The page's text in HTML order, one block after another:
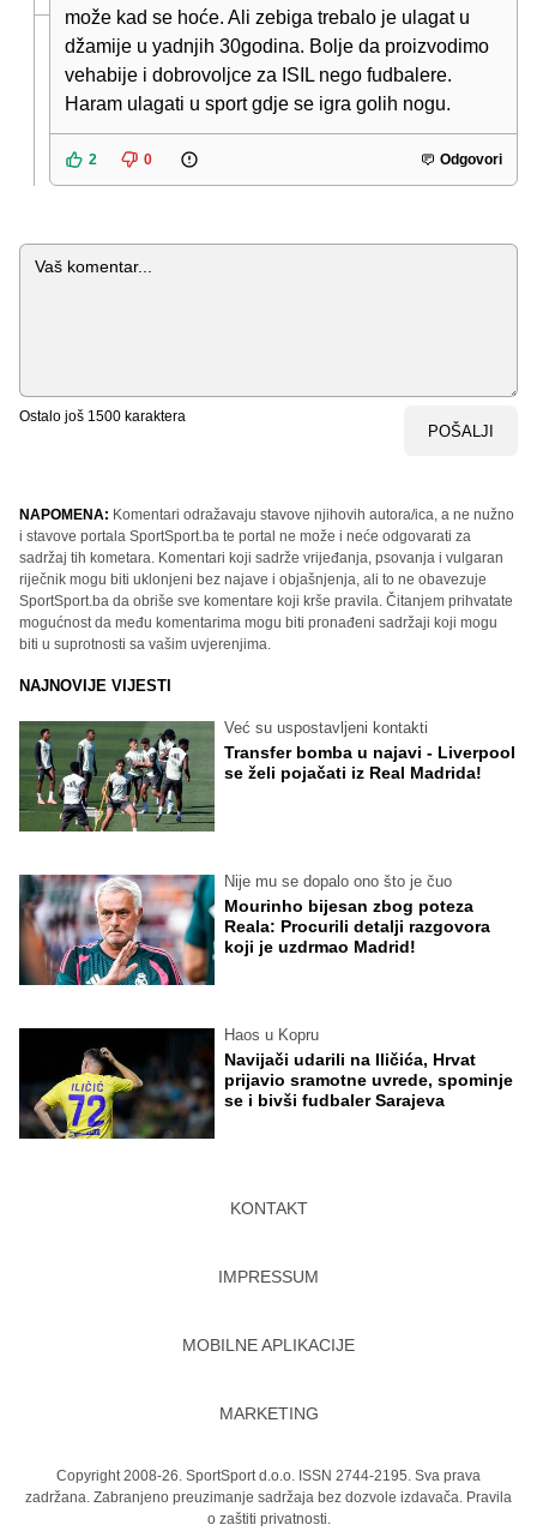
može kad se hoće. Ali zebiga trebalo je ulagat u
džamije u yadnjih 30godina. Bolje da proizvodimo
vehabije i dobrovoljce za ISIL nego fudbalere.
Haram ulagati u sport gdje se igra golih nogu.
2 0 Odgovori
Komentar
Ostalo još 1500 karaktera
POŠALJI
NAPOMENA: Komentari odražavaju stavove njihovih autora/ica, a ne nužno
i stavove portala SportSport.ba te portal ne može i neće odgovarati za
sadržaj tih kometara. Komentari koji sadrže vrijeđanja, psovanja i vulgaran
riječnik mogu biti uklonjeni bez najave i objašnjenja, ali to ne obavezuje
SportSport.ba da obriše sve komentare koji krše pravila. Čitanjem prihvatate
mogućnost da među komentarima mogu biti pronađeni sadržaji koji mogu
biti u suprotnosti sa vašim uvjerenjima.
NAJNOVIJE VIJESTI
Već su uspostavljeni kontakti
Transfer bomba u najavi - Liverpool
se želi pojačati iz Real Madrida!
Nije mu se dopalo ono što je čuo
Mourinho bijesan zbog poteza
Reala: Procurili detalji razgovora
koji je uzdrmao Madrid!
Haos u Kopru
Navijači udarili na Iličića, Hrvat
prijavio sramotne uvrede, spominje
se i bivši fudbaler Sarajeva
KONTAKT
IMPRESSUM
MOBILNE APLIKACIJE
MARKETING
Copyright 2008-26. SportSport d.o.o. ISSN 2744-2195. Sva prava
zadržana. Zabranjeno preuzimanje sadržaja bez dozvole izdavača. Pravila
o zaštiti privatnosti.